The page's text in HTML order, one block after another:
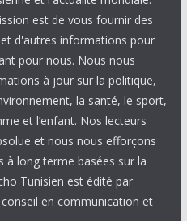
est de vous fournir des
d'autres informations pour
pour nous. Nous nous
à jour sur la politique,
la santé, le sport,
et l’enfant. Nos lecteurs
et nous nous efforçons
à long terme basées sur la
Tunisien est édité par
conseil en communication et